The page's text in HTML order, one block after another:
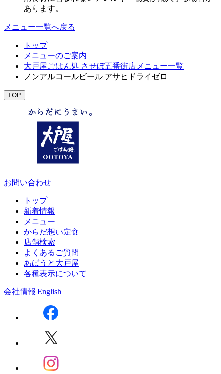
あります。
メニュー一覧へ戻る
トップ
メニューのご案内
大戸屋ごはん処 させぼ五番街店メニュー一覧
ノンアルコールビール アサヒドライゼロ
TOP
お問い合わせ
トップ
新着情報
メニュー
からだ想い定食
店舗検索
よくあるご質問
あばうと大戸屋
各種表示について
会社情報 English